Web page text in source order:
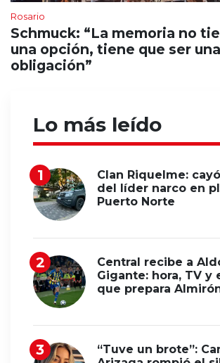
Rosario
Schmuck: “La memoria no
una opción, tiene que ser una
obligación”
Lo más leído
Clan Riquelme:
del líder narco en
Puerto Norte
Central recibe a
Gigante: hora, TV y
que prepara
“Tuve un brote”: